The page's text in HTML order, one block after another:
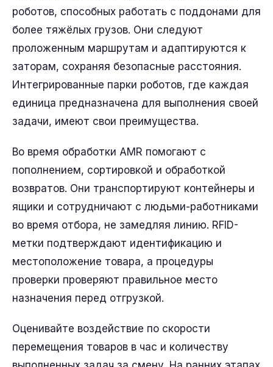
роботов, способных работать с поддонами для
более тяжёлых грузов. Они следуют
проложенным маршрутам и адаптируются к
заторам, сохраняя безопасные расстояния.
Интегрированные парки роботов, где каждая
единица предназначена для выполнения своей
задачи, имеют свои преимущества.
Во время обработки AMR помогают с
пополнением, сортировкой и обработкой
возвратов. Они транспортируют контейнеры и
ящики и сотрудничают с людьми-работниками
во время отбора, не замедляя линию. RFID-
метки подтверждают идентификацию и
местоположение товара, а процедуры
проверки проверяют правильное место
назначения перед отгрузкой.
Оценивайте воздействие по скорости
перемещения товаров в час и количеству